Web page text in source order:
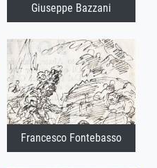
Giuseppe Bazzani
Francesco Fontebasso